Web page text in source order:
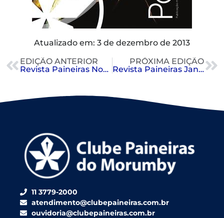
Atualizado em: 3 de dezembro de 2013
EDIÇÃO ANTERIOR
Revista Paineiras Novembro 2013
PRÓXIMA EDIÇÃO
Revista Paineiras Janeiro 2014
11 3779-2000
atendimento@clubepaineiras.com.br
ouvidoria@clubepaineiras.com.br